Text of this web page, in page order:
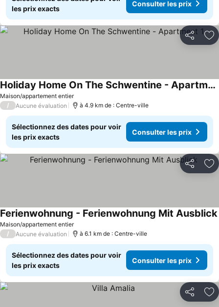
les prix exacts
Consulter les prix
Partager
Maison/appartement entier
Holiday Home On The Schwentine - Apartment 1
/ Aucune évaluation à 4.9 km de : Centre-ville
Sélectionnez des dates pour voir
les prix exacts
Consulter les prix
Partager
Maison/appartement entier
Ferienwohnung - Ferienwohnung Mit Ausblick
/ Aucune évaluation à 6.1 km de : Centre-ville
Sélectionnez des dates pour voir
les prix exacts
Consulter les prix
Partager